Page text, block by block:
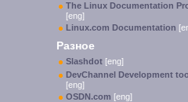
The Linux Documentation
[eng]
Linux.com Documentation
Разное
Slashdot [eng]
DevChannel Development
[eng]
OSDN.com [eng]